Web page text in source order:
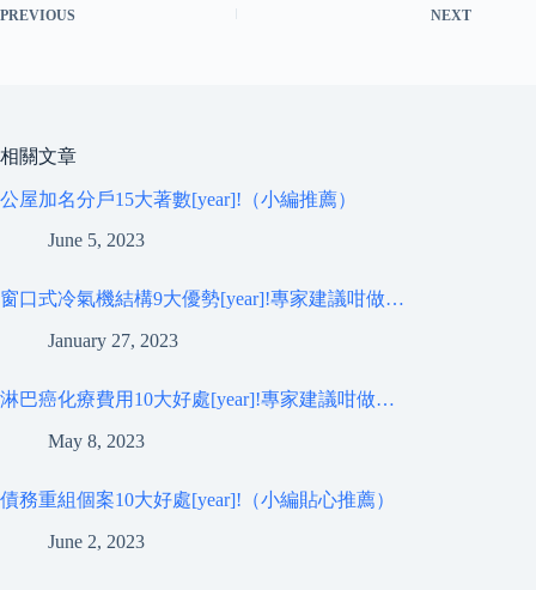
PREVIOUS NEXT
相關文章
公屋加名分戶15大著數[year]!（小編推薦）
June 5, 2023
窗口式冷氣機結構9大優勢[year]!專家建議咁做…
January 27, 2023
淋巴癌化療費用10大好處[year]!專家建議咁做…
May 8, 2023
債務重組個案10大好處[year]!（小編貼心推薦）
June 2, 2023